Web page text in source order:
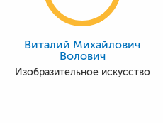
Виталий Михайлович
Волович
Изобразительное искусство